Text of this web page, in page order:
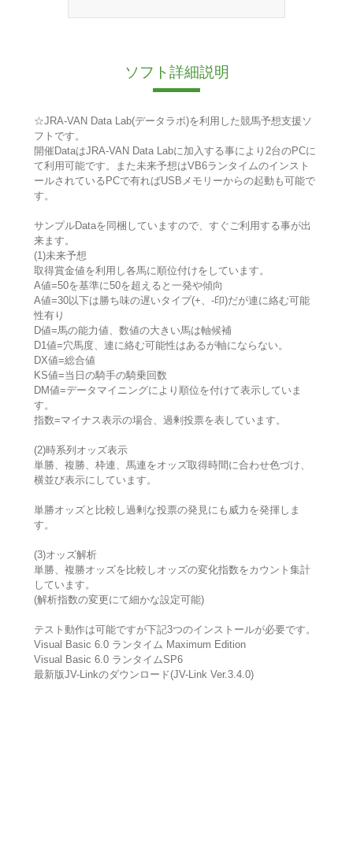
ソフト詳細説明
☆JRA-VAN Data Lab(データラボ)を利用した競馬予想支援ソ
フトです。
開催DataはJRA-VAN Data Labに加入する事により2台のPCに
て利用可能です。また未来予想はVB6ランタイムのインスト
ールされているPCで有ればUSBメモリーからの起動も可能で
す。
サンプルDataを同梱していますので、すぐご利用する事が出
来ます。
(1)未来予想
取得賞金値を利用し各馬に順位付けをしています。
A値=50を基準に50を超えると一発や傾向
A値=30以下は勝ち味の遅いタイプ(+、-印)だが連に絡む可能
性有り
D値=馬の能力値、数値の大きい馬は軸候補
D1値=穴馬度、連に絡む可能性はあるが軸にならない。
DX値=総合値
KS値=当日の騎手の騎乗回数
DM値=データマイニングにより順位を付けて表示していま
す。
指数=マイナス表示の場合、過剰投票を表しています。
(2)時系列オッズ表示
単勝、複勝、枠連、馬連をオッズ取得時間に合わせ色づけ、
横並び表示にしています。
単勝オッズと比較し過剰な投票の発見にも威力を発揮しま
す。
(3)オッズ解析
単勝、複勝オッズを比較しオッズの変化指数をカウント集計
しています。
(解析指数の変更にて細かな設定可能)
テスト動作は可能ですが下記3つのインストールが必要です。
Visual Basic 6.0 ランタイム Maximum Edition
Visual Basic 6.0 ランタイムSP6
最新版JV-Linkのダウンロード(JV-Link Ver.3.4.0)